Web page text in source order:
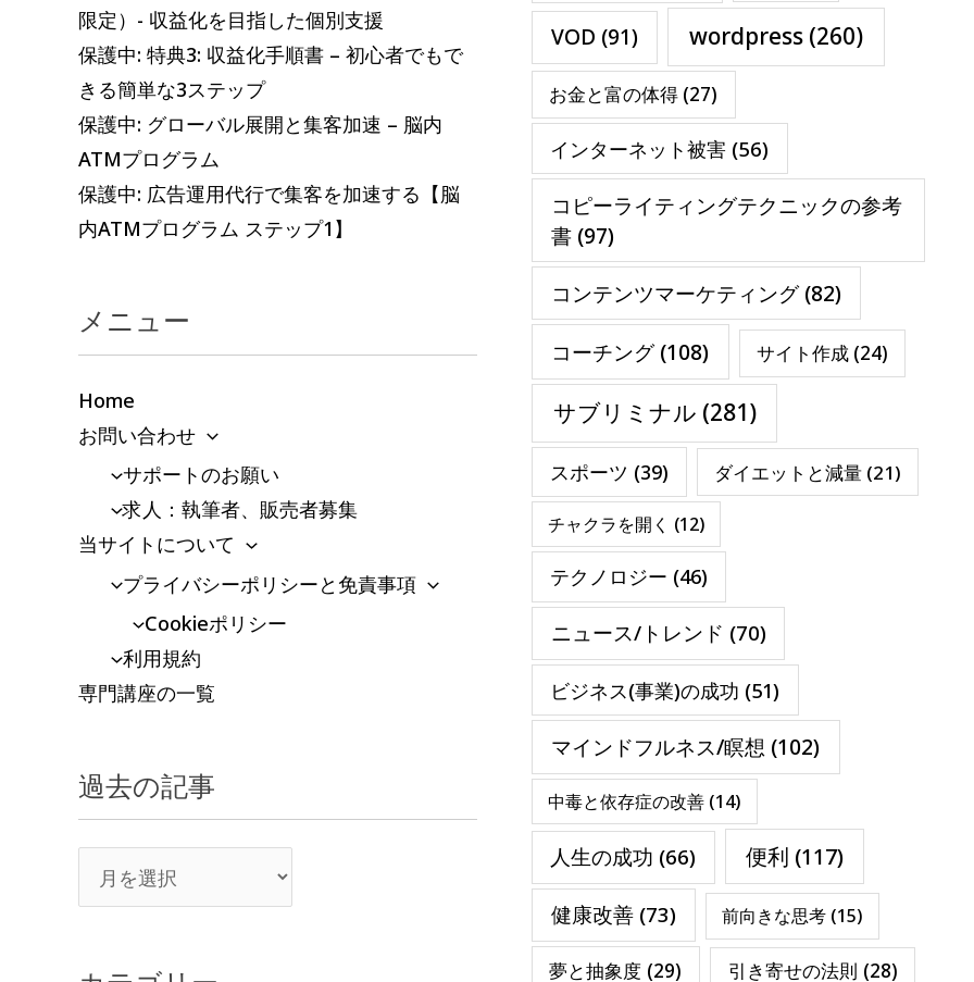
限定）- 収益化を目指した個別支援
保護中: 特典3: 収益化手順書 – 初心者でもで
きる簡単な3ステップ
保護中: グローバル展開と集客加速 – 脳内
ATMプログラム
保護中: 広告運用代行で集客を加速する【脳
内ATMプログラム ステップ1】
メニュー
Home
お問い合わせ
サポートのお願い
求人：執筆者、販売者募集
当サイトについて
プライバシーポリシーと免責事項
Cookieポリシー
利用規約
専門講座の一覧
過去の記事
VOD (91) wordpress(260)
お金と富の体得 (27)
インターネット被害 (56)
コピーライティングテクニックの参考
書 (97)
コンテンツマーケティング(82)
コーチング(108) サイト作成 (24)
サブリミナル (281)
スポーツ (39) ダイエットと減量(21)
チャクラを開く (12)
テクノロジー (46)
ニュース/トレンド (70)
ビジネス(事業)の成功 (51)
マインドフルネス/瞑想 (102)
中毒と依存症の改善 (14)
人生の成功 (66) 便利 (117)
健康改善(73) 前向きな思考 (15)
夢と抽象度 (29) 引き寄せの法則 (28)